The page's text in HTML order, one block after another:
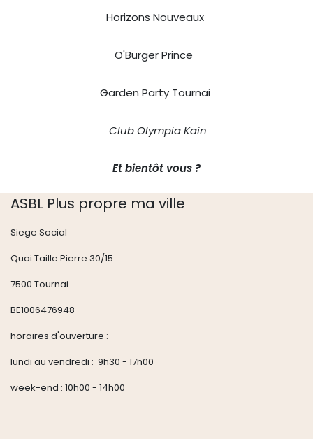
Horizons Nouveaux
O'Burger Prince
Garden Party Tournai
Club Olympia Kain​
Et bientôt vous ?
ASBL Plus propre ma ville
Siege Social
Quai Taille Pierre 30/15
7500 Tournai
BE1006476948
horaires d'ouverture :
lundi au vendredi : 9h30 - 17h00
week-end : 10h00 - 14h00